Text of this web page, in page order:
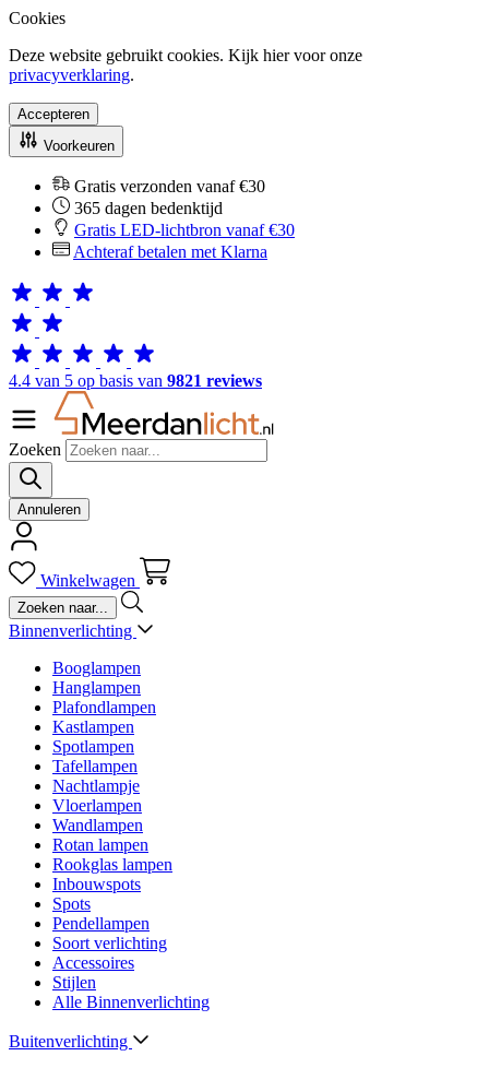
Cookies
Deze website gebruikt cookies. Kijk hier voor onze
privacyverklaring.
Accepteren
Voorkeuren
Gratis verzonden vanaf €30
365 dagen bedenktijd
Gratis LED-lichtbron vanaf €30
Achteraf betalen met Klarna
4.4 van 5 op basis van 9821 reviews
Zoeken
Annuleren
Winkelwagen
Binnenverlichting
Booglampen
Hanglampen
Plafondlampen
Kastlampen
Spotlampen
Tafellampen
Nachtlampje
Vloerlampen
Wandlampen
Rotan lampen
Rookglas lampen
Inbouwspots
Spots
Pendellampen
Soort verlichting
Accessoires
Stijlen
Alle Binnenverlichting
Buitenverlichting